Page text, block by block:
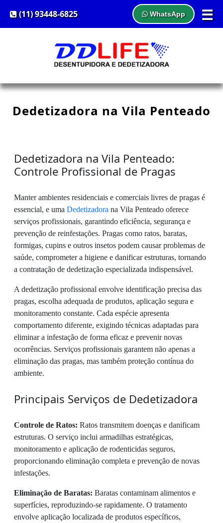
☰
(11) 93448-6825 WhatsApp
Dedetizadora na Vila Penteado
Dedetizadora na Vila Penteado:
Controle Profissional de Pragas
Manter ambientes residenciais e comerciais livres de pragas é
essencial, e uma Dedetizadora na Vila Penteado oferece
serviços profissionais, garantindo eficiência, segurança e
prevenção de reinfestações. Pragas como ratos, baratas,
formigas, cupins e outros insetos podem causar problemas de
saúde, comprometer a higiene e danificar estruturas, tornando
a contratação de dedetização especializada indispensável.
A dedetização profissional envolve identificação precisa das
pragas, escolha adequada de produtos, aplicação segura e
monitoramento constante. Cada espécie apresenta
comportamento diferente, exigindo técnicas adaptadas para
eliminar a infestação de forma eficaz e prevenir novas
ocorrências. Serviços profissionais garantem não apenas a
eliminação das pragas, mas também proteção contínua do
ambiente.
Principais Serviços de Dedetizadora
Controle de Ratos: Ratos transmitem doenças e danificam
estruturas. O serviço inclui armadilhas estratégicas,
monitoramento e aplicação de rodenticidas seguros,
proporcionando eliminação completa e prevenção de novas
infestações.
Eliminação de Baratas: Baratas contaminam alimentos e
superfícies, reproduzindo-se rapidamente. O tratamento
envolve aplicação localizada de produtos específicos,